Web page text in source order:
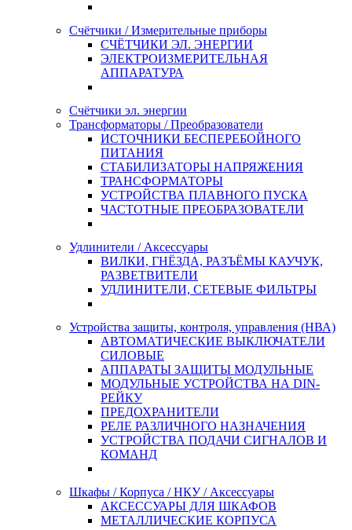
Счётчики / Измерительные приборы
СЧЁТЧИКИ ЭЛ. ЭНЕРГИИ
ЭЛЕКТРОИЗМЕРИТЕЛЬНАЯ
АППАРАТУРА
Счётчики эл. энергии
Трансформаторы / Преобразователи
ИСТОЧНИКИ БЕСПЕРЕБОЙНОГО
ПИТАНИЯ
СТАБИЛИЗАТОРЫ НАПРЯЖЕНИЯ
ТРАНСФОРМАТОРЫ
УСТРОЙСТВА ПЛАВНОГО ПУСКА
ЧАСТОТНЫЕ ПРЕОБРАЗОВАТЕЛИ
Удлинители / Аксессуары
ВИЛКИ, ГНЁЗДА, РАЗЪЁМЫ КАУЧУК,
РАЗВЕТВИТЕЛИ
УДЛИНИТЕЛИ, СЕТЕВЫЕ ФИЛЬТРЫ
Устройства защиты, контроля, управления (НВА)
АВТОМАТИЧЕСКИЕ ВЫКЛЮЧАТЕЛИ
СИЛОВЫЕ
АППАРАТЫ ЗАЩИТЫ МОДУЛЬНЫЕ
МОДУЛЬНЫЕ УСТРОЙСТВА НА DIN-
РЕЙКУ
ПРЕДОХРАНИТЕЛИ
РЕЛЕ РАЗЛИЧНОГО НАЗНАЧЕНИЯ
УСТРОЙСТВА ПОДАЧИ СИГНАЛОВ И
КОМАНД
Шкафы / Корпуса / НКУ / Аксессуары
АКСЕССУАРЫ ДЛЯ ШКАФОВ
МЕТАЛЛИЧЕСКИЕ КОРПУСА